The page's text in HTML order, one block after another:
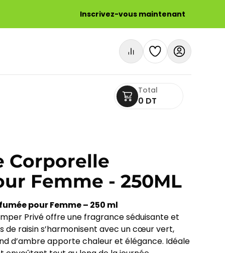
Inscrivez-vous maintenant
Total
0 DT
Corporelle
Femme - 250ML
pour Femme – 250 ml
Privé offre une fragrance séduisante et
de raisin s’harmonisent avec un cœur vert,
d’ambre apporte chaleur et élégance. Idéale